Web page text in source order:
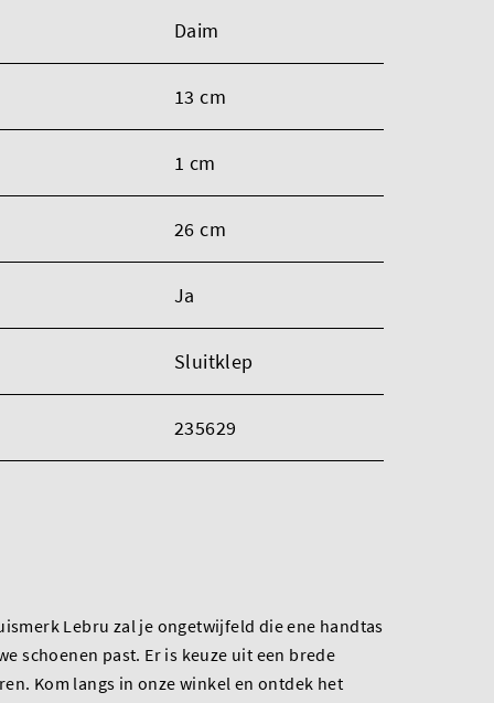
Daim
13 cm
1 cm
26 cm
Ja
Sluitklep
235629
Lebru zal je ongetwijfeld die ene handtas
schoenen past. Er is keuze uit een brede
Kom langs in onze winkel en ontdek het